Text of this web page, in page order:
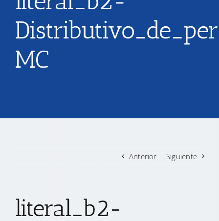
PRODUCTOS
LOTAIP
CONVOCATORIAS PRECALIFICACIÓN
MC
Anterior Siguiente
literal_b2-